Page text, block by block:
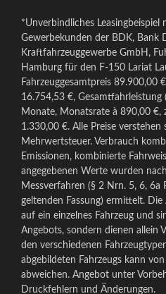
*Unverbindliches
Gewerbekunden der BDK, Bank
Kraftfahrzeuggewerbe GmbH,
Hamburg für den F-150 Lariat
Fahrzeuggesamtpreis 89.900,00
16.754,53 €,
Monate, Monatsrate à 890,00 €,
1.330,00 €. Alle Preise
Mehrwertsteuer. Verbrauch
Emissionen, kombinierte
angegebenen Werte wurden
Messverfahren (§ 2 Nrn. 5, 6, 6a
geltenden Fassung) ermittelt.
auf ein einzelnes Fahrzeug und
Angebots, sondern dienen allein
den verschiedenen
abgebildeten Fahrzeugs kann
abweichen. Angebot unter
Druckfehlern und Änderungen.